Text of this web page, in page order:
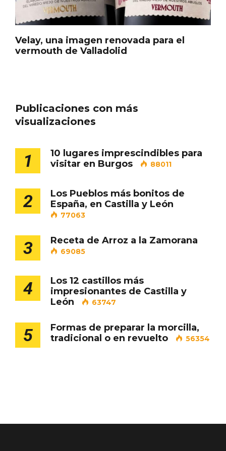
Velay, una imagen renovada para el
vermouth de Valladolid
Publicaciones con más
visualizaciones
1
10 lugares imprescindibles para
visitar en Burgos
88011
2
Los Pueblos más bonitos de
España, en Castilla y León
77063
3 Receta de Arroz a la Zamorana
69085
4
Los 12 castillos más
impresionantes de Castilla y
León
63747
5
Formas de preparar la morcilla,
tradicional o en revuelto
56354
Cigales inaugura la musealización de los
Porrón de Citas de 2026 en Moradillo de
Roa